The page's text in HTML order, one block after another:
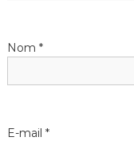
Nom *
E-mail *